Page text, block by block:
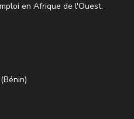
en Afrique de l'Ouest.